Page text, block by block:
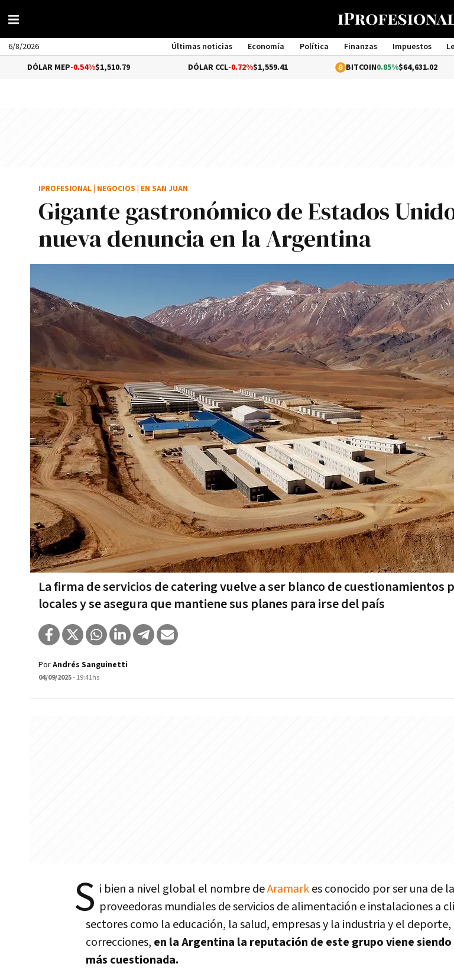
6/8/2026 Últimas noticias Economía Política Finanzas Impuestos
Management
MEP-0.54%$1,510.79 DÓLAR CCL-0.72%$1,559.41 BITCOIN0.85%$64,631.02
Gigante gastronómico de Estados
nueva denuncia en la Argentina
La firma de servicios de catering vuelve a ser blanco de cuestionamientos
locales y se asegura que mantiene sus planes para irse del país
IPROFESIONAL NEGOCIOS EN SAN JUAN
PorAndrés Sanguinetti
04/09/2025- 19:41hs
S i bien a nivel global el nombre deAramarkes conocido por ser una de
proveedoras mundiales de servicios de alimentación e instalaciones a
sectores como la educación, la salud, empresas y la industria y el deporte,
correcciones, en la Argentina la reputación de este grupo viene siendo
más cuestionada.